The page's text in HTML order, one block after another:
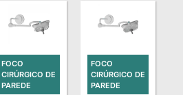
FOCO
CIRÚRGICO DE
PAREDE
FOCO
CIRÚRGICO DE
PAREDE